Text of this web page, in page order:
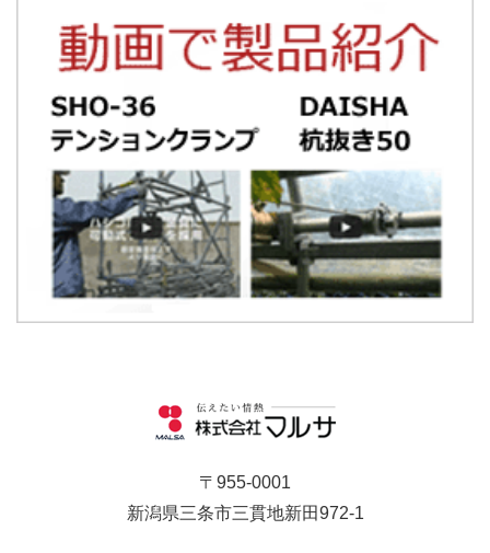
〒955-0001
新潟県三条市三貫地新田972-1